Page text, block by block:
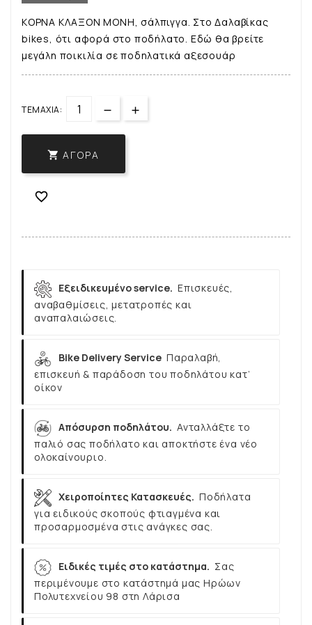
ΚΟΡΝΑ ΚΛΑΞΟΝ ΜΟΝΗ, σάλπιγγα. Στο Δαλαβίκας
bikes, ότι αφορά στο ποδήλατο. Εδώ θα βρείτε
μεγάλη ποικιλία σε ποδηλατικά αξεσουάρ
ΤΕΜΆΧΙΑ:
 ΑΓΟΡΆ

Εξειδικευμένο service. Επισκευές,
αναβαθμίσεις, μετατροπές και
αναπαλαιώσεις.
Bike Delivery Service Παραλαβή,
επισκευή & παράδοση του ποδηλάτου κατ’
οίκον
Απόσυρση ποδηλάτου. Ανταλλάξτε το
παλιό σας ποδήλατο και αποκτήστε ένα νέο
ολοκαίνουριο.
Χειροποίητες Κατασκευές. Ποδήλατα
για ειδικούς σκοπούς φτιαγμένα και
προσαρμοσμένα στις ανάγκες σας.
Ειδικές τιμές στο κατάστημα. Σας
περιμένουμε στο κατάστημά μας Ηρώων
Πολυτεχνείου 98 στη Λάρισα